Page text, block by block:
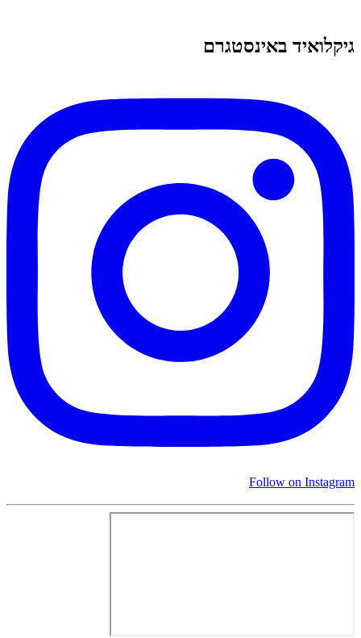
גיקלואיד באינסטגרם
Follow on Instagram